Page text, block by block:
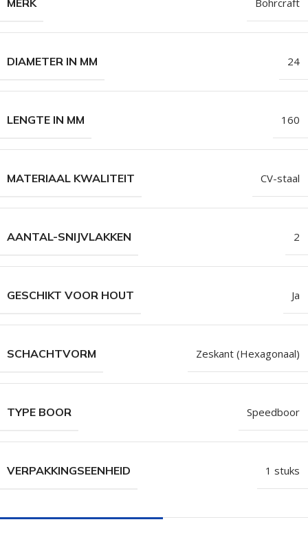
MERK Bohrcraft
DIAMETER IN MM 24
LENGTE IN MM 160
MATERIAAL KWALITEIT CV-staal
AANTAL-SNIJVLAKKEN 2
GESCHIKT VOOR HOUT Ja
SCHACHTVORM Zeskant (Hexagonaal)
TYPE BOOR Speedboor
VERPAKKINGSEENHEID 1 stuks